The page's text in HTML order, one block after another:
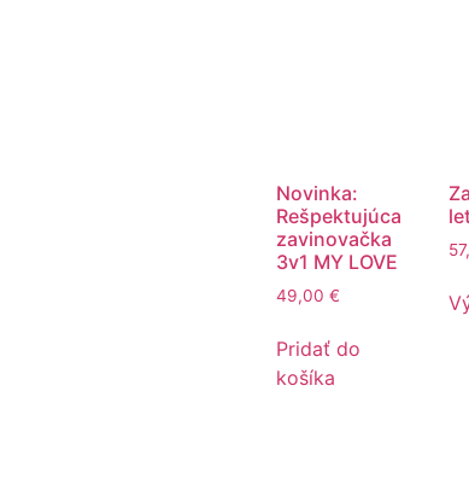
Novinka:
Rešpektujúca
zavinovačka
3v1 MY LOVE
49,00 €
Pridať do
košíka